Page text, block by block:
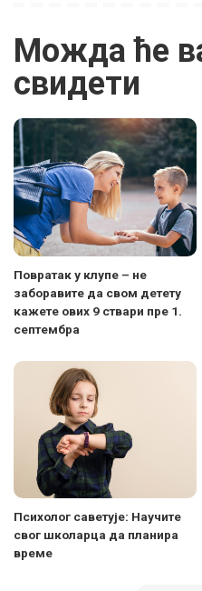
Можда ће
свидети
Повратак у клупе – не
заборавите да свом детету
кажете ових 9 ствари пре 1.
септембра
Психолог саветује: Научите
свог школарца да планира
време